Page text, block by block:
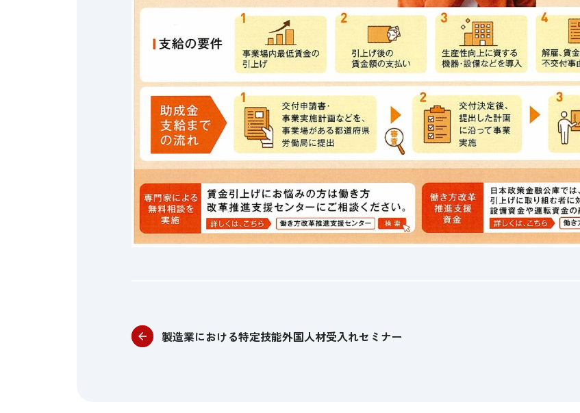
製造業における特定技能外国人材受入れセミナー